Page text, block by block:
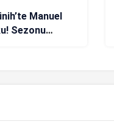
Manuel
Sezonu